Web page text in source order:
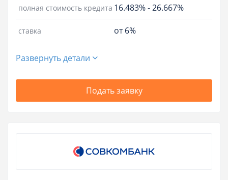
полная стоимость кредита 16.483%-26.667%
ставка от 6%
Развернуть детали
Подать заявку